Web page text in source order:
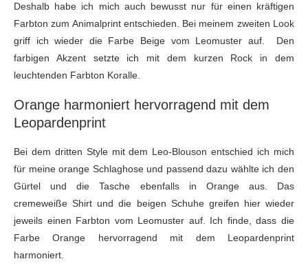
Deshalb habe ich mich auch bewusst nur für einen kräftigen
Farbton zum Animalprint entschieden. Bei meinem zweiten Look
griff ich wieder die Farbe Beige vom Leomuster auf. Den
farbigen Akzent setzte ich mit dem kurzen Rock in dem
leuchtenden Farbton Koralle.
Orange harmoniert hervorragend mit dem
Leopardenprint
Bei dem dritten Style mit dem Leo-Blouson entschied ich mich
für meine orange Schlaghose und passend dazu wählte ich den
Gürtel und die Tasche ebenfalls in Orange aus. Das
cremeweiße Shirt und die beigen Schuhe greifen hier wieder
jeweils einen Farbton vom Leomuster auf. Ich finde, dass die
Farbe Orange hervorragend mit dem Leopardenprint
harmoniert.